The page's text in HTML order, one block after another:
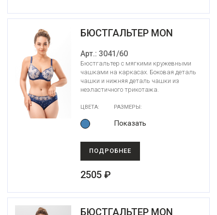
БЮСТГАЛЬТЕР MON
Арт.: 3041/60
Бюстгальтер с мягкими кружевными
чашками на каркасах. Боковая деталь
чашки и нижняя деталь чашки из
неэластичного трикотажа.
ЦВЕТА: РАЗМЕРЫ:
Показать
ПОДРОБНЕЕ
2505 ₽
БЮСТГАЛЬТЕР MON